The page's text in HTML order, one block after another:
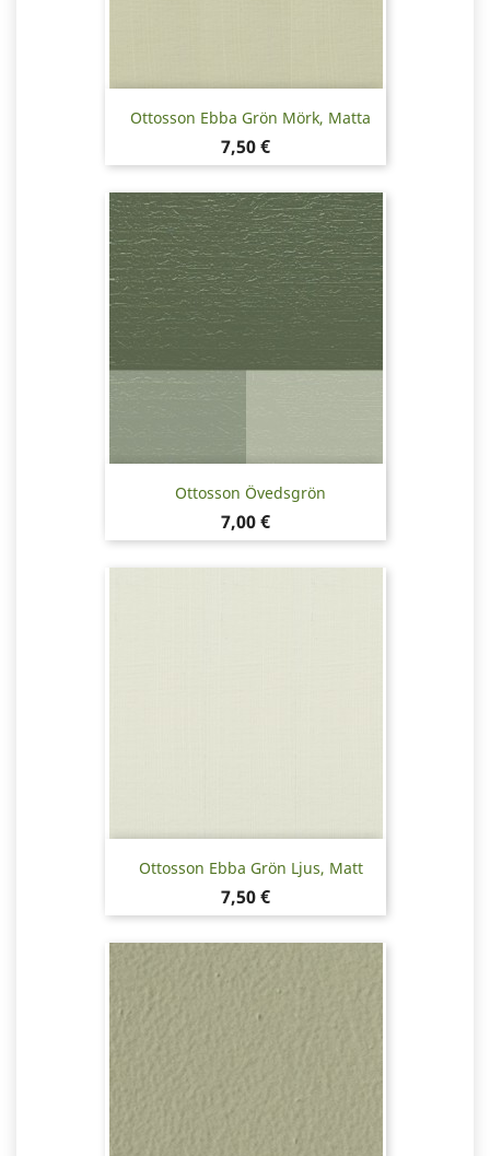
Ottosson Ebba Grön Mörk, Matta
Pris
7,50 €
Ottosson Övedsgrön
Pris
7,00 €
Ottosson Ebba Grön Ljus, Matt
Pris
7,50 €